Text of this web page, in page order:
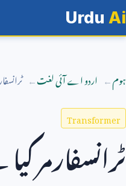
Urdu Ai
ہوم اردو اے آئی لغت
Transformer
ٹرانسفارمر